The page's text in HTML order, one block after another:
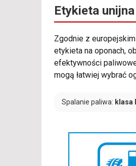
Etykieta unijna
Zgodnie z
etykieta na oponach,
efektywności
mogą łatwiej wybrać
Spalanie paliwa: klasa